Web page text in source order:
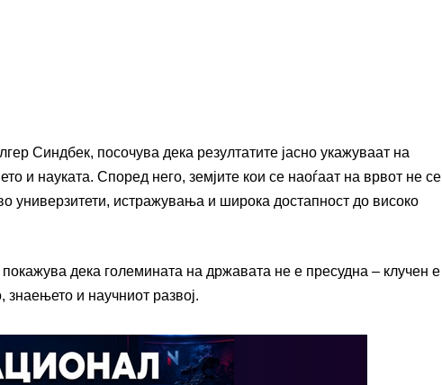
Синдбек, посочува дека резултатите јасно укажуваат на
и науката. Според него, земјите кои се наоѓаат на врвот не се
универзитети, истражувања и широка достапност до високо
дека големината на државата не е пресудна – клучен е
знаењето и научниот развој.